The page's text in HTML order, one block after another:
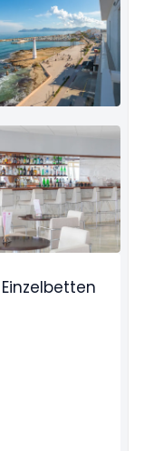
Philipps Bike
JS